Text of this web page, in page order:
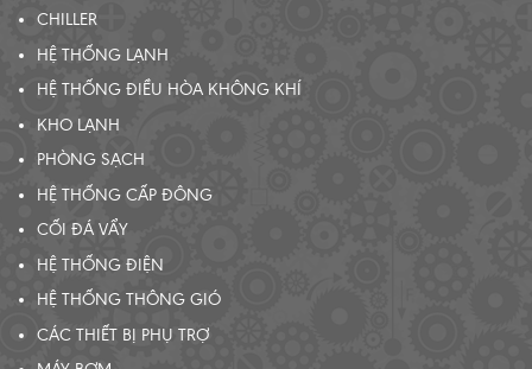
CHILLER
HỆ THỐNG LẠNH
HỆ THỐNG ĐIỀU HÒA KHÔNG KHÍ
KHO LẠNH
PHÒNG SẠCH
HỆ THỐNG CẤP ĐÔNG
CỐI ĐÁ VẨY
HỆ THỐNG ĐIỆN
HỆ THỐNG THÔNG GIÓ
CÁC THIẾT BỊ PHỤ TRỢ